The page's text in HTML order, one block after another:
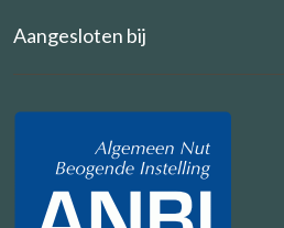
Aangesloten bij